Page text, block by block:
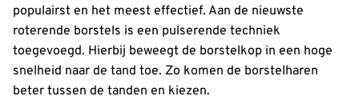
populairst en het meest effectief. Aan de nieuwste
roterende borstels is een pulserende techniek
toegevoegd. Hierbij beweegt de borstelkop in een hoge
snelheid naar de tand toe. Zo komen de borstelharen
beter tussen de tanden en kiezen.